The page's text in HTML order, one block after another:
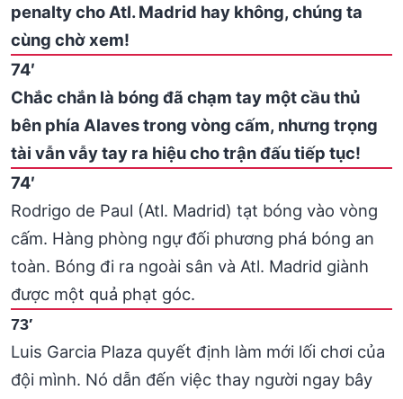
penalty cho Atl. Madrid hay không, chúng ta
cùng chờ xem!
74′
Chắc chắn là bóng đã chạm tay một cầu thủ
bên phía Alaves trong vòng cấm, nhưng trọng
tài vẫn vẫy tay ra hiệu cho trận đấu tiếp tục!
74′
Rodrigo de Paul (Atl. Madrid) tạt bóng vào vòng
cấm. Hàng phòng ngự đối phương phá bóng an
toàn. Bóng đi ra ngoài sân và Atl. Madrid giành
được một quả phạt góc.
73′
Luis Garcia Plaza quyết định làm mới lối chơi của
đội mình. Nó dẫn đến việc thay người ngay bây